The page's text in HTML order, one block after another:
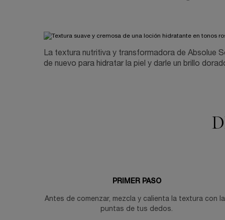
La textura nutritiva y transformadora de Absolue
de nuevo para hidratar la piel y darle un brillo
PRIMER PASO
Antes de comenzar, mezcla y calienta la textura con
puntas de tus dedos.